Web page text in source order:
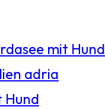
mit Hund
adria
Hund